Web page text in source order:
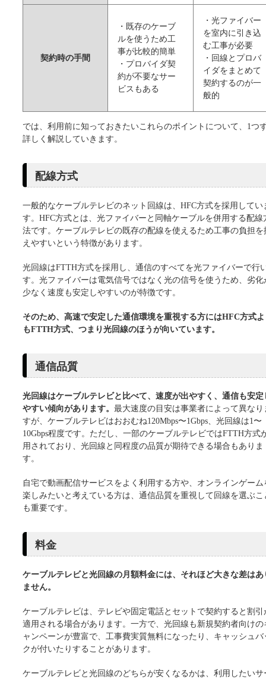
契約時の手間
・既存のケーブ
ルを使うため工
事が比較的簡単
・プロバイダ契
約が不要なサー
ビスもある
・光ファイバー
を室内に引き込
む工事が必要
・回線とプロバ
イダをまとめて
契約するのが一
般的
では、利用前に知っておきたいこれらのポイントについて、1つ
詳しく解説していきます。
配線方式
一般的なケーブルテレビのネット回線は、HFC方式を採用してい
す。HFC方式とは、光ファイバーと同軸ケーブルを併用する配線
法です。ケーブルテレビの既存の配線を使えるため工事の負担を
えやすいという特徴があります。
光回線はFTTH方式を採用し、通信のすべてを光ファイバーで行
す。光ファイバーは電気信号ではなく光の信号を使うため、劣化
少なく速度も安定しやすいのが特徴です。
そのため、高速で安定した通信環境を重視する方にはHFC方式
もFTTH方式、つまり光回線のほうが向いています。
通信品質
光回線はケーブルテレビと比べて、速度が出やすく、通信も安定
やすい傾向があります。 最大速度の目安は事業者によって異なり
すが、ケーブルテレビはおおむね120Mbps〜1Gbps、光回線は1〜
10Gbps程度です。ただし、一部のケーブルテレビではFTTH方式
用されており、光回線と同程度の品質が期待できる場合もありま
す。
自宅で動画配信サービスをよく利用する方や、オンラインゲーム
楽しみたいと考えている方は、通信品質を重視して回線を選ぶこ
も重要です。
料金
ケーブルテレビと光回線の月額料金には、それほど大きな差はあ
ません。
ケーブルテレビは、テレビや固定電話とセットで契約すると割引
適用される場合があります。一方で、光回線も新規契約者向けの
ャンペーンが豊富で、工事費実質無料になったり、キャッシュバ
クが付いたりすることがあります。
ケーブルテレビと光回線のどちらが安くなるかは、利用したいサ